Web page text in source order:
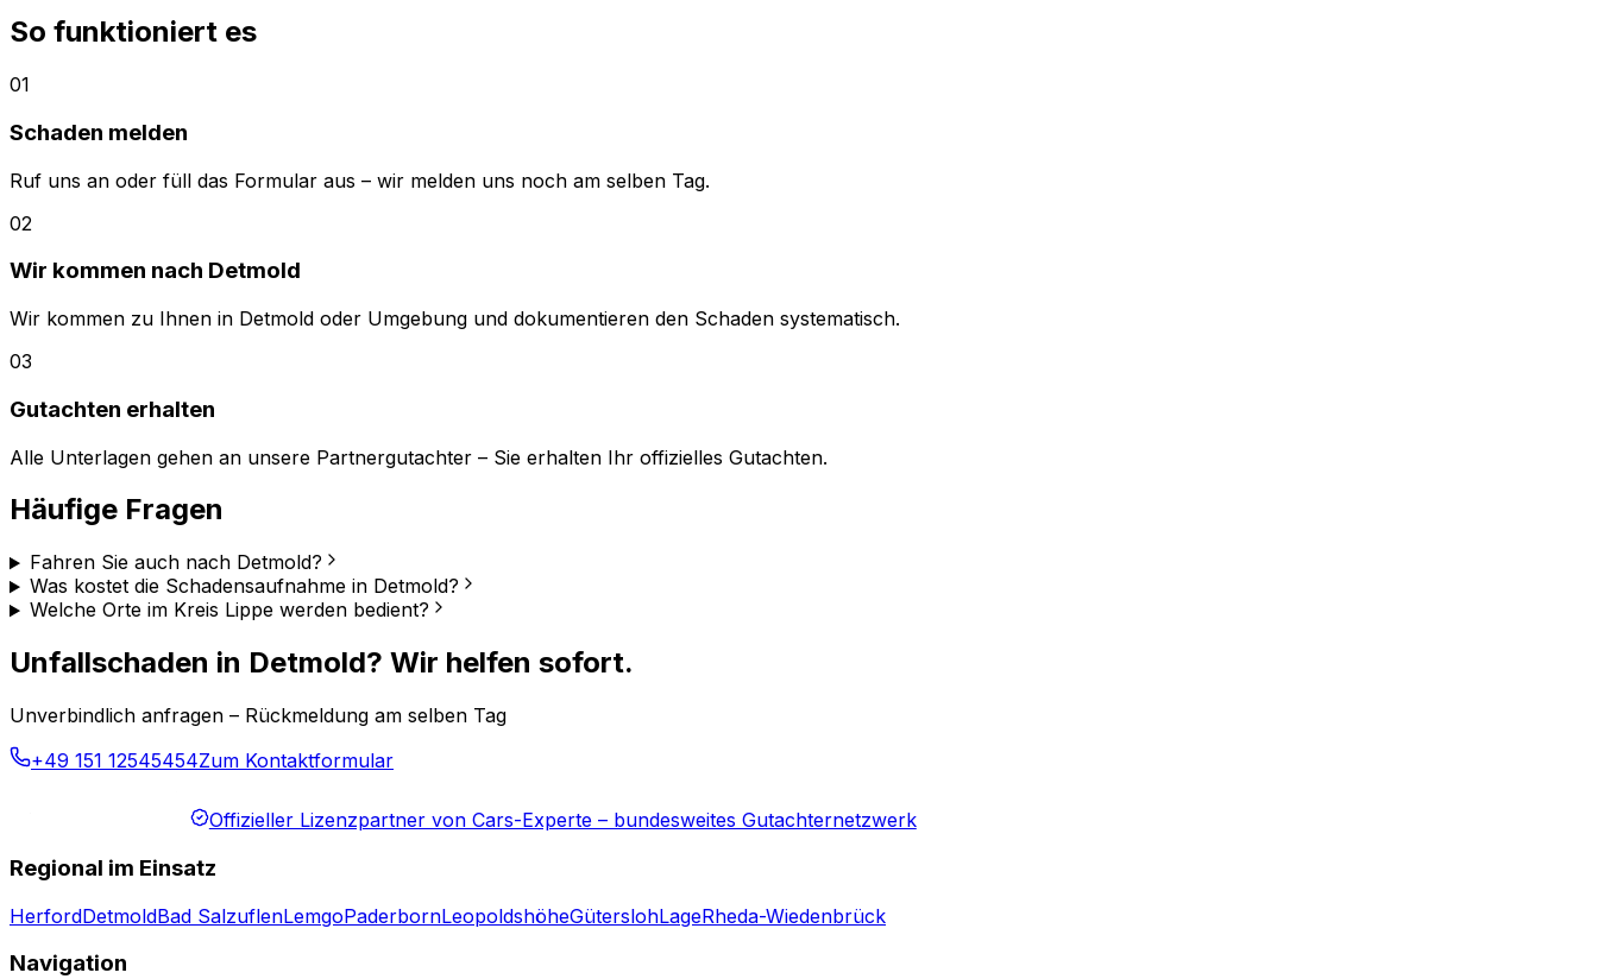
So funktioniert es
01
Schaden melden
Ruf uns an oder füll das Formular aus – wir melden uns noch am selben Tag.
02
Wir kommen nach Detmold
Wir kommen zu Ihnen in Detmold oder Umgebung und dokumentieren den Schaden systematisch.
03
Gutachten erhalten
Alle Unterlagen gehen an unsere Partnergutachter – Sie erhalten Ihr offizielles Gutachten.
Häufige Fragen
Fahren Sie auch nach Detmold?
Was kostet die Schadensaufnahme in Detmold?
Welche Orte im Kreis Lippe werden bedient?
Unfallschaden in Detmold? Wir helfen sofort.
Unverbindlich anfragen – Rückmeldung am selben Tag
+49 151 12545454Zum Kontaktformular
Offizieller Lizenzpartner von Cars-Experte – bundesweites Gutachternetzwerk
Regional im Einsatz
HerfordDetmoldBad SalzuflenLemgoPaderbornLeopoldshöheGüterslohLageRheda-Wiedenbrück
Navigation